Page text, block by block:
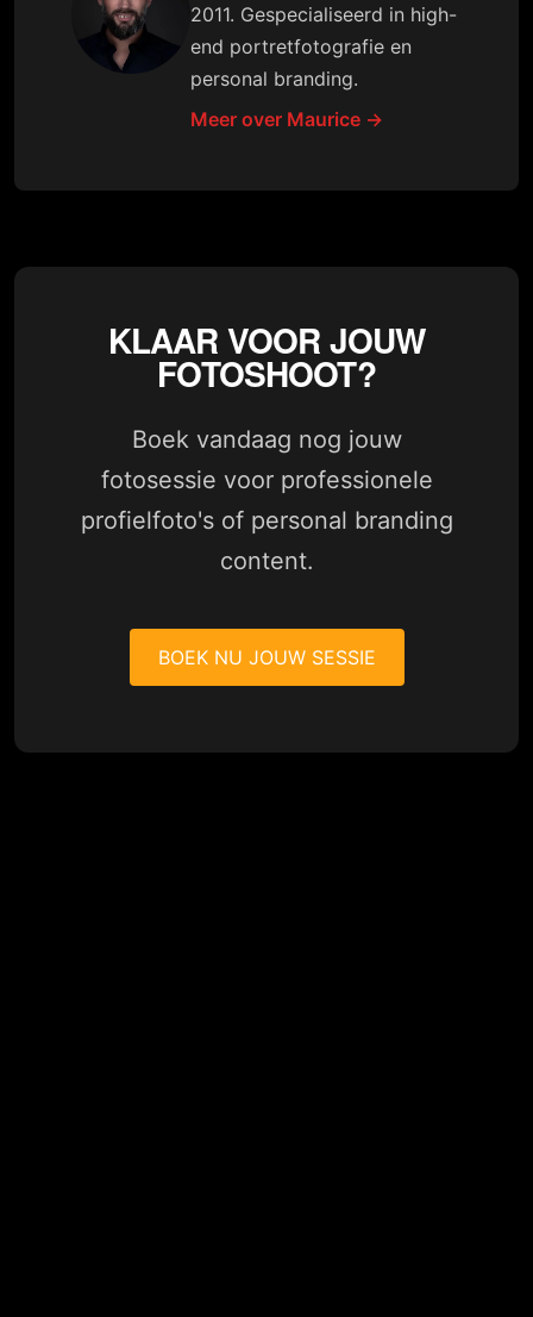
2011. Gespecialiseerd in high-
end portretfotografie en
personal branding.
Meer over Maurice →
KLAAR VOOR JOUW
FOTOSHOOT?
Boek vandaag nog jouw
fotosessie voor professionele
profielfoto's of personal branding
content.
BOEK NU JOUW SESSIE